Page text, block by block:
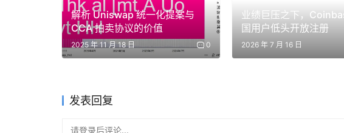
建仓逻辑与市场信号
段永平2026年建仓高度体现其核心投资框架落地。好生意体现在
协同布局展现全球化视野下的中国投资人实践。这些动作整体释
解析 Uniswap 统一化提案与
CCA 拍卖协议的价值
2025 年 11 月 18 日 0
业绩巨压之下，
国用户低头开放注册
2026 年 7 月 16 日
发表回复
请登录后评论...